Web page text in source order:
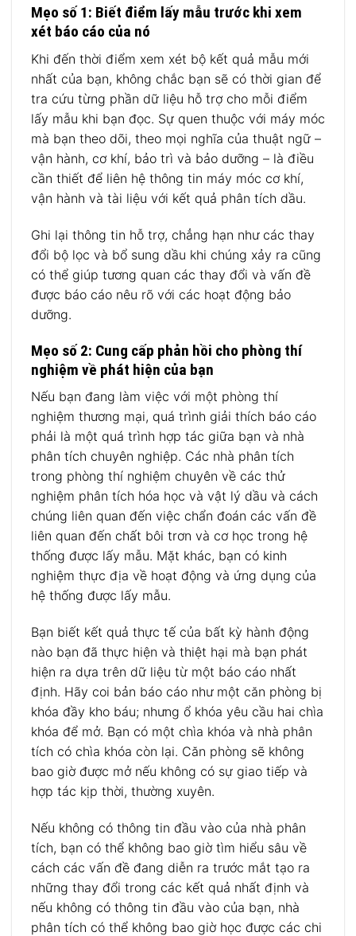
Mẹo số 1: Biết điểm lấy mẫu trước khi xem
xét báo cáo của nó
Khi đến thời điểm xem xét bộ kết quả mẫu mới
nhất của bạn, không chắc bạn sẽ có thời gian để
tra cứu từng phần dữ liệu hỗ trợ cho mỗi điểm
lấy mẫu khi bạn đọc. Sự quen thuộc với máy móc
mà bạn theo dõi, theo mọi nghĩa của thuật ngữ –
vận hành, cơ khí, bảo trì và bảo dưỡng – là điều
cần thiết để liên hệ thông tin máy móc cơ khí,
vận hành và tài liệu với kết quả phân tích dầu.
Ghi lại thông tin hỗ trợ, chẳng hạn như các thay
đổi bộ lọc và bổ sung dầu khi chúng xảy ra cũng
có thể giúp tương quan các thay đổi và vấn đề
được báo cáo nêu rõ với các hoạt động bảo
dưỡng.
Mẹo số 2: Cung cấp phản hồi cho phòng thí
nghiệm về phát hiện của bạn
Nếu bạn đang làm việc với một phòng thí
nghiệm thương mại, quá trình giải thích báo cáo
phải là một quá trình hợp tác giữa bạn và nhà
phân tích chuyên nghiệp. Các nhà phân tích
trong phòng thí nghiệm chuyên về các thử
nghiệm phân tích hóa học và vật lý dầu và cách
chúng liên quan đến việc chẩn đoán các vấn đề
liên quan đến chất bôi trơn và cơ học trong hệ
thống được lấy mẫu. Mặt khác, bạn có kinh
nghiệm thực địa về hoạt động và ứng dụng của
hệ thống được lấy mẫu.
Bạn biết kết quả thực tế của bất kỳ hành động
nào bạn đã thực hiện và thiệt hại mà bạn phát
hiện ra dựa trên dữ liệu từ một báo cáo nhất
định. Hãy coi bản báo cáo như một căn phòng bị
khóa đầy kho báu; nhưng ổ khóa yêu cầu hai chìa
khóa để mở. Bạn có một chìa khóa và nhà phân
tích có chìa khóa còn lại. Căn phòng sẽ không
bao giờ được mở nếu không có sự giao tiếp và
hợp tác kịp thời, thường xuyên.
Nếu không có thông tin đầu vào của nhà phân
tích, bạn có thể không bao giờ tìm hiểu sâu về
cách các vấn đề đang diễn ra trước mắt tạo ra
những thay đổi trong các kết quả nhất định và
nếu không có thông tin đầu vào của bạn, nhà
phân tích có thể không bao giờ học được các chi